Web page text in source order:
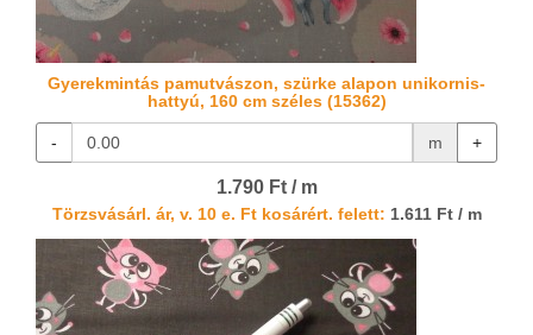
Gyerekmintás pamutvászon, szürke alapon unikornis-
hattyú, 160 cm széles (15362)
- m +
1.790 Ft / m
Törzsvásárl. ár, v. 10 e. Ft kosárért. felett: 1.611 Ft / m